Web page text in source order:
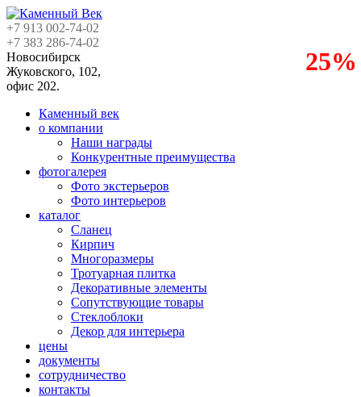
+7 913 002-74-02
+7 383 286-74-02
Новосибирск
Жуковского, 102,
офис 202.
25%
Каменный век
о компании
Наши награды
Конкурентные преимущества
фотогалерея
Фото экстерьеров
Фото интерьеров
каталог
Сланец
Кирпич
Многоразмеры
Тротуарная плитка
Декоративные элементы
Сопутствующие товары
Стеклоблоки
Декор для интерьера
цены
документы
сотрудничество
контакты